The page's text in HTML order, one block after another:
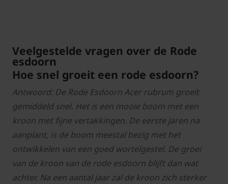
Veelgestelde vragen over de Rode
esdoorn
Hoe snel groeit een rode esdoorn?
Antwoord: De Rode Esdoorn Acer rubrum groeit
gemiddeld snel. Het is een mooie boom met een
kroon met fijne vertakkingen. De eerste jaren na
aanplant, is de boom meestal bezig met het
ontwikkelen van een goed wortelgestel. De groei
van de kroon van de rode esdoorn blijft dan wat
achter. Na een aantal jaar zal de kroon zich sterker